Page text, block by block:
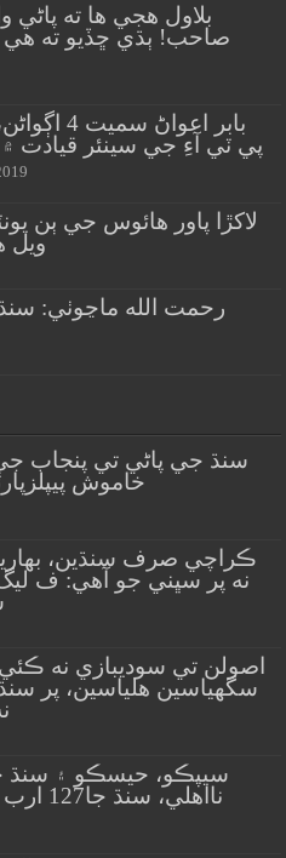
بلاول هجي ها ته پاڻي
صاحب! ٻڌي ڇڏيو ته
بابر اعواڻ
پي ٽي آءِ جي سينئر قيادت ۾
لاکڙا پاور هائوس جي ٻن
ويل هڪ
رحمت الله ماڃوٺي:
سنڌ جي پاڻي تي پنجاب
خاموش
ڪراچي صرف سنڌين،
نه پر سڀني جو آهي: ف
سگهياسين هلياسين، پر
سيپڪو، حيسڪو ۽
نااهلي، سنڌ جا127 ارب رپيا ٻڏي ويا؟